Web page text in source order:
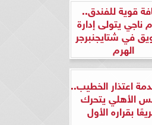
قوية للفندق..
ناجي يتولى إدارة
في شتايجنبرجر
الهرم
اعتذار الخطيب..
الأهلي يتحرك
بقراره الأول